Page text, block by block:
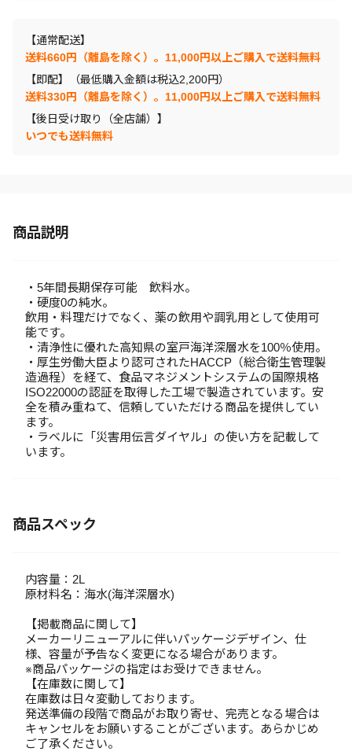
【通常配送】
送料660円（離島を除く）。11,000円以上ご購入で送料無料
【即配】（最低購入金額は税込2,200円）
送料330円（離島を除く）。11,000円以上ご購入で送料無料
【後日受け取り（全店舗）】
いつでも送料無料
商品説明
・5年間長期保存可能 飲料水。
・硬度0の純水。
飲用・料理だけでなく、薬の飲用や調乳用として使用可
能です。
・清浄性に優れた高知県の室戸海洋深層水を100％使用。
・厚生労働大臣より認可されたHACCP（総合衛生管理製
造過程）を経て、食品マネジメントシステムの国際規格
ISO22000の認証を取得した工場で製造されています。安
全を積み重ねて、信頼していただける商品を提供してい
ます。
・ラベルに「災害用伝言ダイヤル」の使い方を記載して
います。
商品スペック
内容量：2L
原材料名：海水(海洋深層水)
【掲載商品に関して】
メーカーリニューアルに伴いパッケージデザイン、仕
様、容量が予告なく変更になる場合があります。
※商品パッケージの指定はお受けできません。
【在庫数に関して】
在庫数は日々変動しております。
発送準備の段階で商品がお取り寄せ、完売となる場合は
キャンセルをお願いすることがございます。あらかじめ
ご了承ください。